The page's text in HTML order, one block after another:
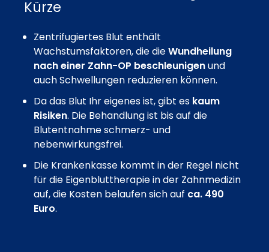
Kürze
Zentrifugiertes Blut enthält
Wachstumsfaktoren, die dieWundheilung
nach einer Zahn-OP beschleunigenund
auch Schwellungen reduzieren können.
Da das Blut Ihr eigenes ist, gibt es kaum
Risiken. Die Behandlung ist bis auf die
Blutentnahme schmerz- und
nebenwirkungsfrei.
Die Krankenkasse kommt in der Regel nicht
für die Eigenbluttherapie in der Zahnmedizin
auf, die Kosten belaufen sich auf ca. 490
Euro.